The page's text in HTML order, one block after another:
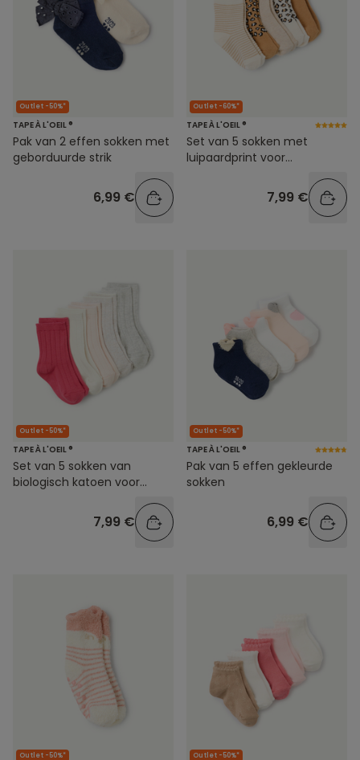
Outlet -50%*
TAPE À L'OEIL ®
Pak van 2 effen sokken met
geborduurde strik
6,99 €
Outlet -60%*
TAPE À L'OEIL ®
Set van 5 sokken met
luipaardprint voor
7,99 €
Outlet -50%*
TAPE À L'OEIL ®
Set van 5 sokken van
biologisch katoen voor
7,99 €
Outlet -50%*
TAPE À L'OEIL ®
Pak van 5 effen gekleurde
sokken
6,99 €
Outlet -50%* Outlet -50%*